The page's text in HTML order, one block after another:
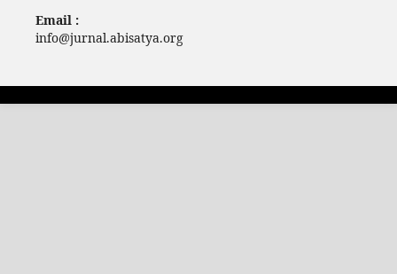
Email :
info@jurnal.abisatya.org